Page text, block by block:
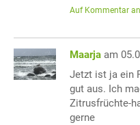
Auf Kommentar
Maarja am
Jetzt ist ja ein
gut aus. Ich
Zitrusfrüchte-
gerne